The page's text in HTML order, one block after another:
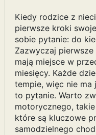
Kiedy rodzice z
pierwsze kroki
sobie pytanie: do
Zazwyczaj
mają miejsce w
miesięcy. Każde
tempie, więc nie ma
to pytanie. Warto
motorycznego,
które są kluczowe
samodzielnego